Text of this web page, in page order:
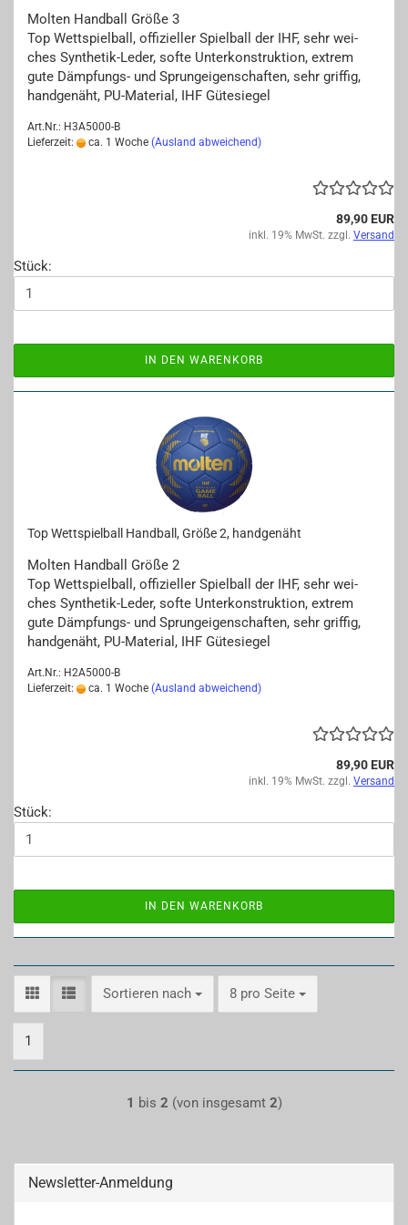
Mol­ten Hand­ball Größe 3
Top Wett­spiel­ball, of­fi­zi­el­ler Spiel­ball der IHF, sehr wei­
ches Synthetik-​Leder, softe Un­ter­kon­struk­ti­on, ex­trem
gute Dämpfungs-​ und Sprun­g­ei­gen­schaf­ten, sehr grif­fig,
hand­ge­näht, PU-​Material, IHF Gü­te­sie­gel
Art.Nr.: H3A5000-B
Lieferzeit:
ca. 1 Woche (Ausland abweichend)
89,90 EUR
inkl. 19% MwSt. zzgl. Versand
Stück:
IN DEN WARENKORB
Top Wett­spiel­ball Hand­ball, Größe 2, hand­ge­näht
Mol­ten Hand­ball Größe 2
Top Wett­spiel­ball, of­fi­zi­el­ler Spiel­ball der IHF, sehr wei­
ches Synthetik-​Leder, softe Un­ter­kon­struk­ti­on, ex­trem
gute Dämpfungs-​ und Sprun­g­ei­gen­schaf­ten, sehr grif­fig,
hand­ge­näht, PU-​Material, IHF Gü­te­sie­gel
Art.Nr.: H2A5000-B
Lieferzeit:
ca. 1 Woche (Ausland abweichend)
89,90 EUR
inkl. 19% MwSt. zzgl. Versand
Stück:
IN DEN WARENKORB
Sortieren nach
Sortieren nach 8 pro Seite
pro Seite
1
1 bis 2 (von insgesamt 2)
Newsletter-Anmeldung